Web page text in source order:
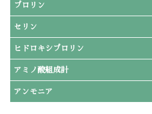
プロリン
セリン
ヒドロキシプロリン
アミノ酸組成計
アンモニア